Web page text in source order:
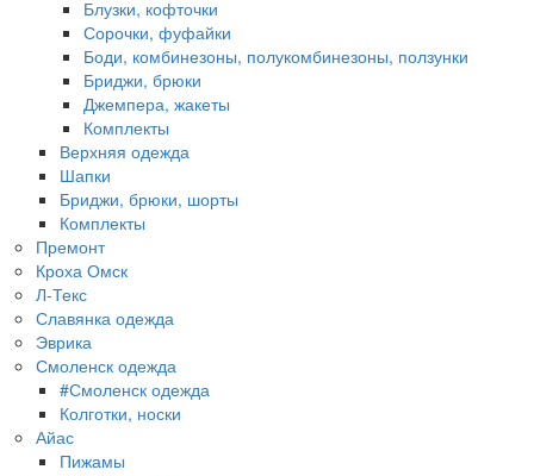
Блузки, кофточки
Сорочки, фуфайки
Боди, комбинезоны, полукомбинезоны, ползунки
Бриджи, брюки
Джемпера, жакеты
Комплекты
Верхняя одежда
Шапки
Бриджи, брюки, шорты
Комплекты
Премонт
Кроха Омск
Л-Текс
Славянка одежда
Эврика
Смоленск одежда
#Смоленск одежда
Колготки, носки
Айас
Пижамы